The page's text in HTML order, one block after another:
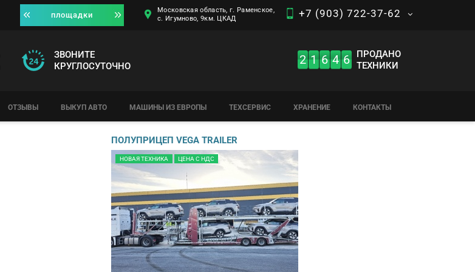
площадки
Московская область, г. Раменское,
с. Игумново, 9км. ЦКАД
+7 (903) 722-37-62
ЗВОНИТЕ
КРУГЛОСУТОЧНО
2 1 6 4 6
ПРОДАНО
ТЕХНИКИ
ОТЗЫВЫ ВЫКУП АВТО МАШИНЫ ИЗ ЕВРОПЫ ТЕХСЕРВИС ХРАНЕНИЕ КОНТАКТЫ
ПОЛУПРИЦЕП VEGA TRAILER
НОВАЯ ТЕХНИКА ЦЕНА С НДС